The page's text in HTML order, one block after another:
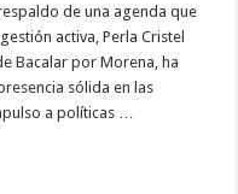
Cristel
Rodríguez,
regidora
de
Bacalar:
“La
política
se
de una agenda que
activa, Perla Cristel
Bacalar por Morena, ha
sólida en las
a políticas …